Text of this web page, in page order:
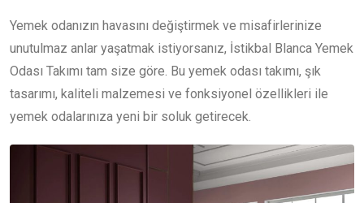
Yemek odanızın havasını değiştirmek ve misafirlerinize
unutulmaz anlar yaşatmak istiyorsanız, İstikbal Blanca Yemek
Odası Takımı tam size göre. Bu yemek odası takımı, şık
tasarımı, kaliteli malzemesi ve fonksiyonel özellikleri ile
yemek odalarınıza yeni bir soluk getirecek.